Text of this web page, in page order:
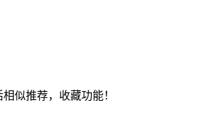
似推荐，收藏功能！